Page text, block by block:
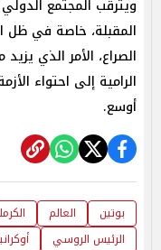
ويترقب المجتمع
المقبلة، خاصة في ظل
الصراع، الأمر الذي
الرامية إلى احتواء
أوسع.
بوتين العالم
الرئيس الروسي